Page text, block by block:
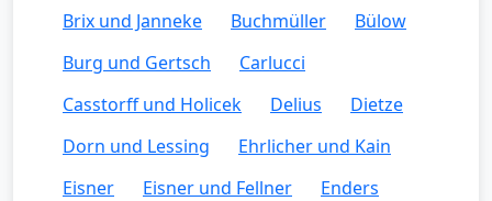
Brix und Janneke
Buchmüller
Bülow
Burg und Gertsch
Carlucci
Casstorff und Holicek
Delius
Dietze
Dorn und Lessing
Ehrlicher und Kain
Eisner
Eisner und Fellner
Enders